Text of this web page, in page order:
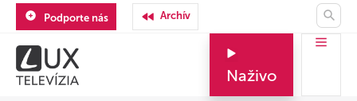
Podporte nás Archív
Naživo